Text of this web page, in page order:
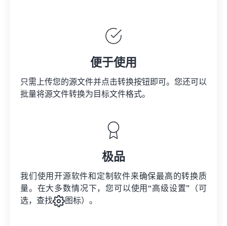
便于使用
只需上传您的源文件并点击转换按钮即可。您还可以
批量将源文件转换为目标文件格式。
极品
我们使用开源软件和定制软件来确保最高的转换质
量。在大多数情况下，您可以使用“高级设置”（可
选，查找
图标）。